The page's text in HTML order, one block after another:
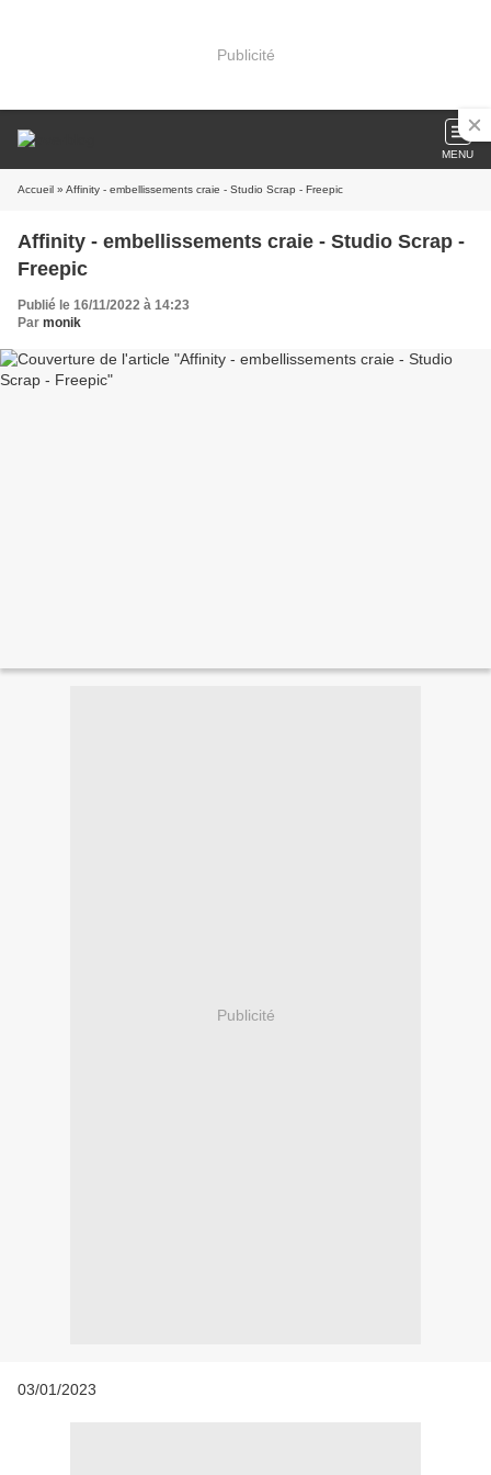
Publicité
MENU
Accueil » Affinity - embellissements craie - Studio Scrap - Freepic
Affinity - embellissements craie - Studio Scrap -
Freepic
Publié le 16/11/2022 à 14:23
Par monik
Publicité
03/01/2023